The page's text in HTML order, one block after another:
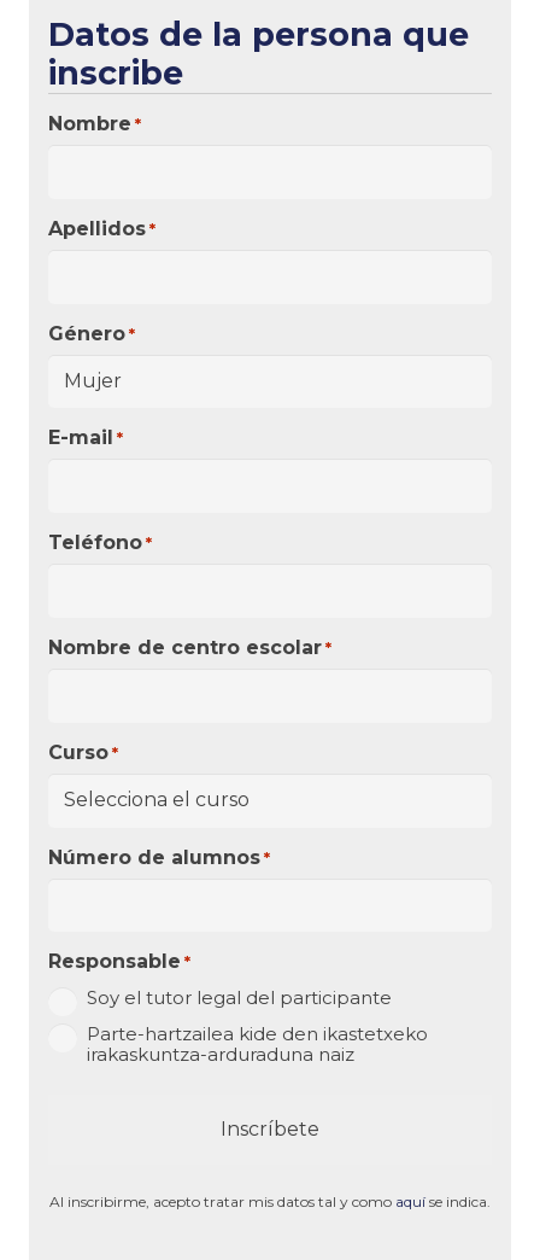
Datos de la persona que
inscribe
Nombre *
Apellidos *
Género *
E-mail *
Teléfono *
Nombre de centro escolar *
Curso *
Número de alumnos *
Responsable *
Soy el tutor legal del participante
Parte-hartzailea kide den ikastetxeko
irakaskuntza-arduraduna naiz
Al inscribirme, acepto tratar mis datos tal y como aquí se indica.